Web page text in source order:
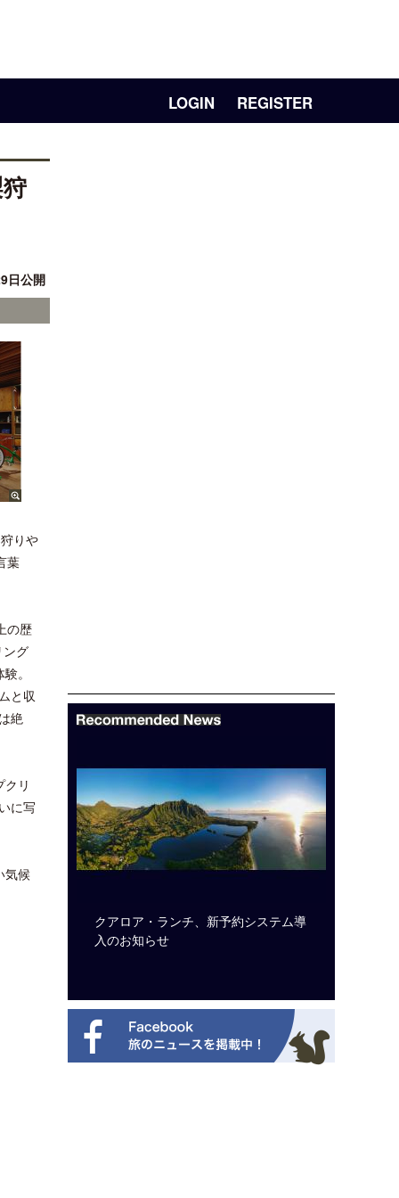
LOGIN REGISTER
日公開
りや
葉
の歴
ング
。
と収
絶
リ
に写
気候
クアロア・ランチ、新予約システム導
入のお知らせ